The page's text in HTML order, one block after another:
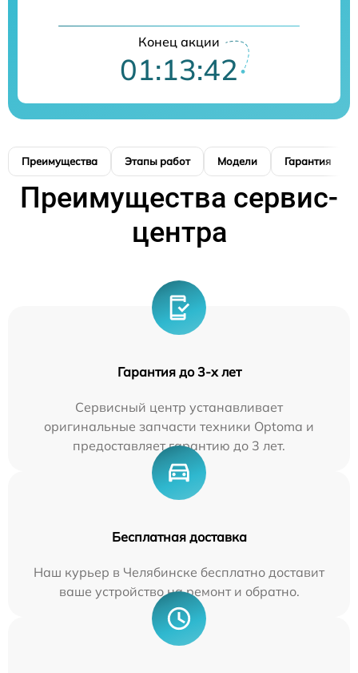
Конец акции
01:13:41
Преимущества Этапы работ Модели Гарантия
Преимущества сервис-
центра
Гарантия до 3-х лет
Сервисный центр устанавливает
оригинальные запчасти техники Optoma и
предоставляет гарантию до 3 лет.
Бесплатная доставка
Наш курьер в Челябинске бесплатно доставит
ваше устройство на ремонт и обратно.